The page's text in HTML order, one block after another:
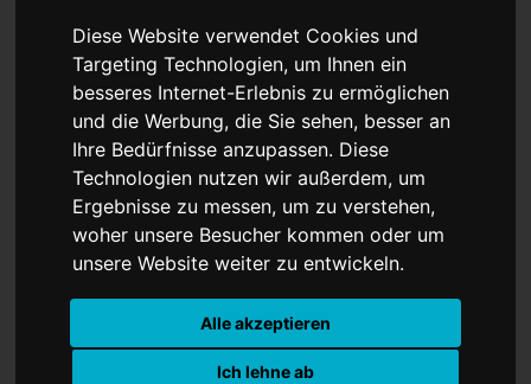
Diese Website verwendet Cookies und
Targeting Technologien, um Ihnen ein
besseres Internet-Erlebnis zu ermöglichen
und die Werbung, die Sie sehen, besser an
Ihre Bedürfnisse anzupassen. Diese
Technologien nutzen wir außerdem, um
Ergebnisse zu messen, um zu verstehen,
woher unsere Besucher kommen oder um
unsere Website weiter zu entwickeln.
Alle akzeptieren
Ich lehne ab